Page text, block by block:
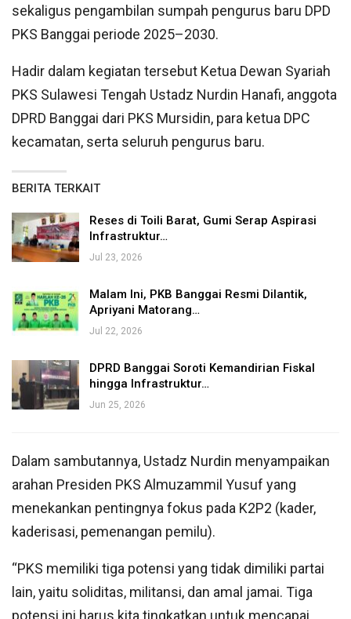
sekaligus pengambilan sumpah pengurus baru DPD
PKS Banggai periode 2025–2030.
Hadir dalam kegiatan tersebut Ketua Dewan Syariah
PKS Sulawesi Tengah Ustadz Nurdin Hanafi, anggota
DPRD Banggai dari PKS Mursidin, para ketua DPC
kecamatan, serta seluruh pengurus baru.
BERITA TERKAIT
Reses di Toili Barat, Gumi Serap Aspirasi
Infrastruktur…
Jul 23, 2026
Malam Ini, PKB Banggai Resmi Dilantik,
Apriyani Matorang…
Jul 22, 2026
DPRD Banggai Soroti Kemandirian Fiskal
hingga Infrastruktur…
Jun 25, 2026
Dalam sambutannya, Ustadz Nurdin menyampaikan
arahan Presiden PKS Almuzammil Yusuf yang
menekankan pentingnya fokus pada K2P2 (kader,
kaderisasi, pemenangan pemilu).
“PKS memiliki tiga potensi yang tidak dimiliki partai
lain, yaitu soliditas, militansi, dan amal jamai. Tiga
potensi ini harus kita tingkatkan untuk mencapai